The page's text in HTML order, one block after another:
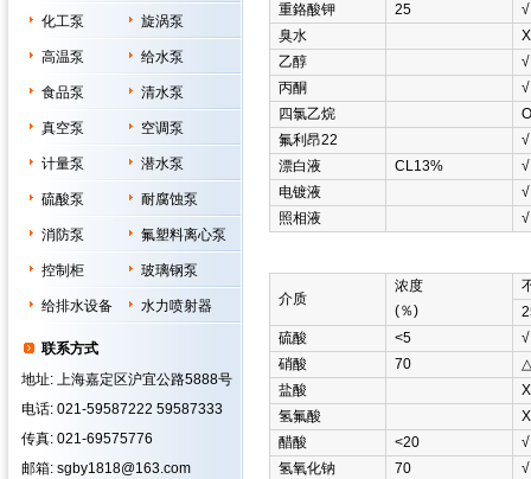
化工泵 旋涡泵
高温泵 给水泵
食品泵 清水泵
真空泵 空调泵
计量泵 潜水泵
硫酸泵 耐腐蚀泵
消防泵 氟塑料离心泵
控制柜 玻璃钢泵
给排水设备 水力喷射器
联系方式
地址: 上海嘉定区沪宜公路5888号
电话: 021-59587222 59587333
传真: 021-69575776
邮箱: sgby1818@163.com
重鉻酸钾
25
√
臭水
Χ
乙醇
√
丙酮
√
四氯乙烷
Ο
氟利昂22
√
漂白液
CL13%
√
电镀液
√
照相液
√
介质
浓度
(％)
硫酸
<5
√
硝酸
70
△
盐酸
Χ
氢氟酸
Χ
醋酸
<20
√
氢氧化钠
70
√